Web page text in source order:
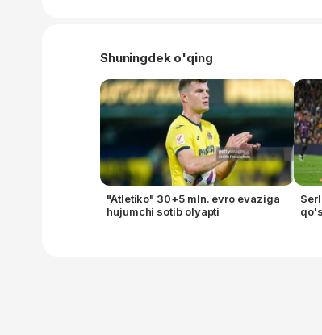
Shuningdek o'qing
"Atletiko" 30+5 mln. evro evaziga
hujumchi sotib olyapti